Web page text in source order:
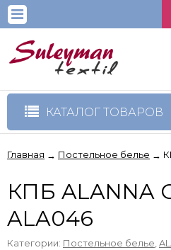
КАТАЛОГ ТОВАРОВ
Главная → Постельное белье →
КПБ ALANNA
ALA046
Категории: Постельное белье